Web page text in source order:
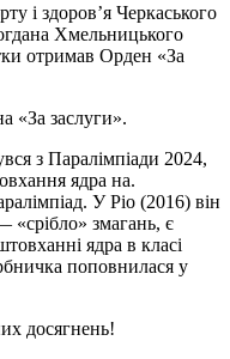
і здоров’я Черкаського
Хмельницького
отримав Орден «За
«За заслуги».
з Паралімпіади 2024,
ядра на.
У Ріо (2016) він
«срібло» змагань, є
ядра в класі
поповнилася у
досягнень!